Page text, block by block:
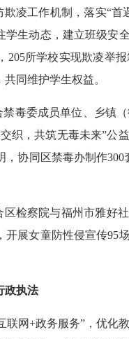
欺凌工作机制，落实“首
学生动态，建立班级安
205所学校实现欺凌举
同维护学生权益。
禁毒委成员单位、乡镇
织，共筑无毒未来”公
协同区禁毒办制作
区检察院与福州市雅好
开展女童防性侵宣传
政执法
联网+政务服务”，优化